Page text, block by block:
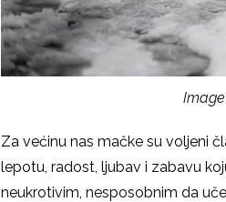
Za većinu nas mačke su voljeni
lepotu, radost, ljubav i zabavu
neukrotivim, nesposobnim da